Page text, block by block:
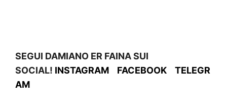
SEGUI DAMIANO ER FAINA SUI
SOCIAL! INSTAGRAM FACEBOOK
TELEGR
AM